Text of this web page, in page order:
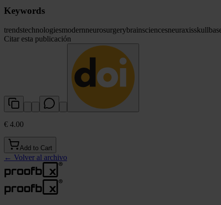
Keywords
trendstechnologiesmodernneurosurgerybrainsciencesneuraxisskull
Citar esta publicación
€ 4.00
Add to Cart
← Volver al archivo